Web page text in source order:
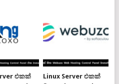
එකක්
Linux Server එකක්